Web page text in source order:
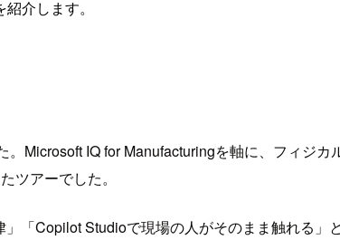
介します。
Microsoft IQ for Manufacturingを軸に、フィジカ
ツアーでした。
「Copilot Studioで現場の人がそのまま触れる」